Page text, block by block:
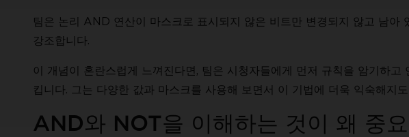
팀은 논리 AND 연산이 마스크로 표시되지 않은 비트만 변경되지 않고 남아
강조합니다.
이 개념이 혼란스럽게 느껴진다면, 팀은 시청자들에게 먼저 규칙을 암기하
킵니다. 그는 다양한 값과 마스크를 사용해 보면서 이 기법에 더욱 익숙해지
AND와 NOT을 이해하는 것이 왜 중